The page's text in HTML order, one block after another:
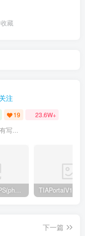
收藏
关注
19 23.6W+
写...
如何处理安装PS(photoshop cc2018) 时，提示系统或者IE浏览器需要升级
下一篇